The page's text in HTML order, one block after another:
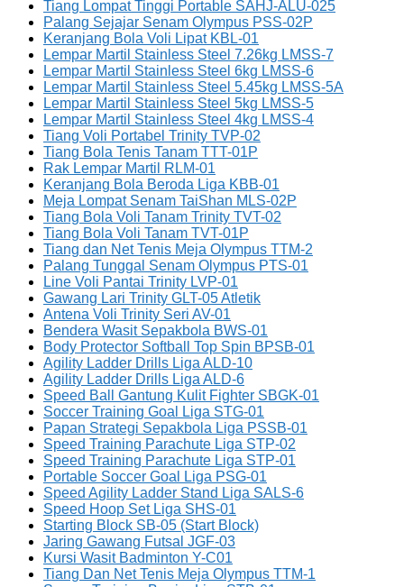
Tiang Lompat Tinggi Portable SAHJ-ALU-025
Palang Sejajar Senam Olympus PSS-02P
Keranjang Bola Voli Lipat KBL-01
Lempar Martil Stainless Steel 7.26kg LMSS-7
Lempar Martil Stainless Steel 6kg LMSS-6
Lempar Martil Stainless Steel 5.45kg LMSS-5A
Lempar Martil Stainless Steel 5kg LMSS-5
Lempar Martil Stainless Steel 4kg LMSS-4
Tiang Voli Portabel Trinity TVP-02
Tiang Bola Tenis Tanam TTT-01P
Rak Lempar Martil RLM-01
Keranjang Bola Beroda Liga KBB-01
Meja Lompat Senam TaiShan MLS-02P
Tiang Bola Voli Tanam Trinity TVT-02
Tiang Bola Voli Tanam TVT-01P
Tiang dan Net Tenis Meja Olympus TTM-2
Palang Tunggal Senam Olympus PTS-01
Line Voli Pantai Trinity LVP-01
Gawang Lari Trinity GLT-05 Atletik
Antena Voli Trinity Seri AV-01
Bendera Wasit Sepakbola BWS-01
Body Protector Softball Top Spin BPSB-01
Agility Ladder Drills Liga ALD-10
Agility Ladder Drills Liga ALD-6
Speed Ball Gantung Kulit Fighter SBGK-01
Soccer Training Goal Liga STG-01
Papan Strategi Sepakbola Liga PSSB-01
Speed Training Parachute Liga STP-02
Speed Training Parachute Liga STP-01
Portable Soccer Goal Liga PSG-01
Speed Agility Ladder Stand Liga SALS-6
Speed Hoop Set Liga SHS-01
Starting Block SB-05 (Start Block)
Jaring Gawang Futsal JGF-03
Kursi Wasit Badminton Y-C01
Tiang Dan Net Tenis Meja Olympus TTM-1